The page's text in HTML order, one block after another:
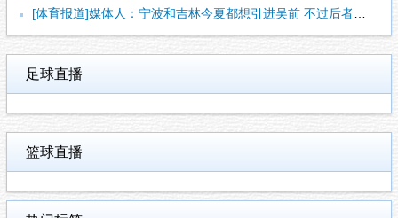
[体育报道]媒体人：宁波和吉林今夏都想引进吴前 不过后者更想
足球直播
篮球直播